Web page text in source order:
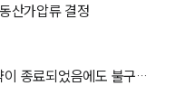
산가압류 결정
[보증금반환청구 지급판결] 임대차계약이 종료되었음에도 불구하고 보증금을 반환하지 않은 상대방에게 지급 판결